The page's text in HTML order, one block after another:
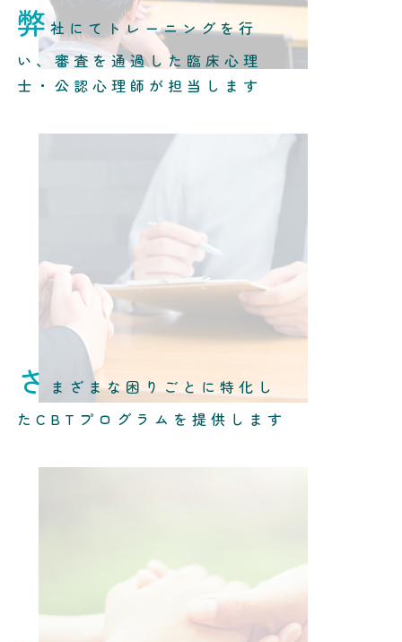
弊 社にてトレーニングを行
い、審査を通過した臨床心理
士・公認心理師が担当します
さ
まざまな困りごとに特化し
たCBTプログラムを提供します